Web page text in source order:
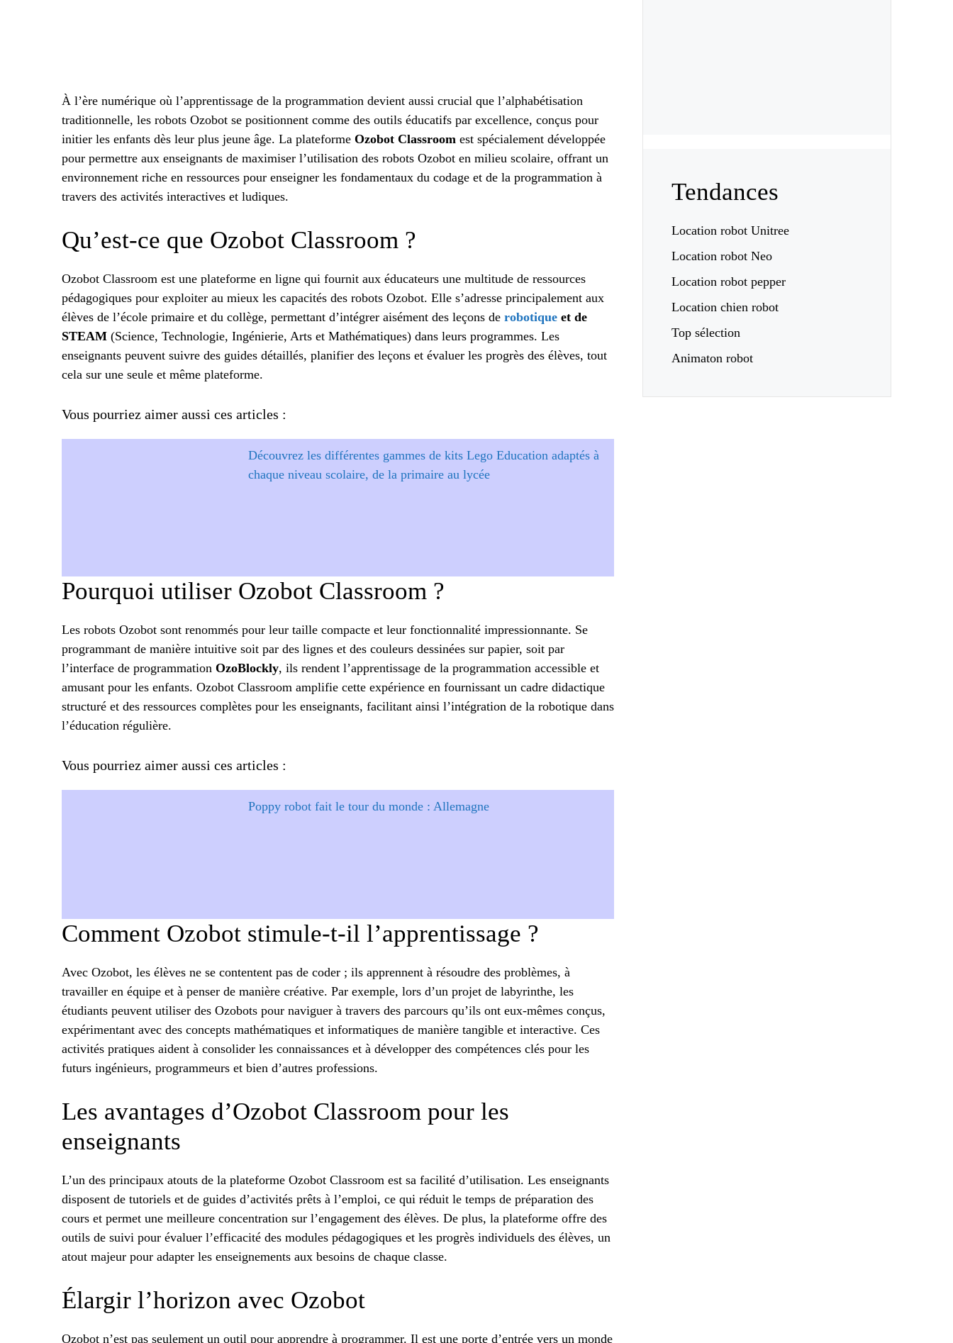
À l’ère numérique où l’apprentissage de la programmation devient aussi crucial que l’alphabétisation
traditionnelle, les robots Ozobot se positionnent comme des outils éducatifs par excellence, conçus pour
initier les enfants dès leur plus jeune âge. La plateforme Ozobot Classroom est spécialement développée
pour permettre aux enseignants de maximiser l’utilisation des robots Ozobot en milieu scolaire, offrant un
environnement riche en ressources pour enseigner les fondamentaux du codage et de la programmation à
travers des activités interactives et ludiques.
Qu’est-ce que Ozobot Classroom ?
Ozobot Classroom est une plateforme en ligne qui fournit aux éducateurs une multitude de ressources
pédagogiques pour exploiter au mieux les capacités des robots Ozobot. Elle s’adresse principalement aux
élèves de l’école primaire et du collège, permettant d’intégrer aisément des leçons de robotique et de
STEAM (Science, Technologie, Ingénierie, Arts et Mathématiques) dans leurs programmes. Les
enseignants peuvent suivre des guides détaillés, planifier des leçons et évaluer les progrès des élèves, tout
cela sur une seule et même plateforme.
Vous pourriez aimer aussi ces articles :
Découvrez les différentes gammes de kits Lego Education adaptés à
chaque niveau scolaire, de la primaire au lycée
Pourquoi utiliser Ozobot Classroom ?
Les robots Ozobot sont renommés pour leur taille compacte et leur fonctionnalité impressionnante. Se
programmant de manière intuitive soit par des lignes et des couleurs dessinées sur papier, soit par
l’interface de programmation OzoBlockly, ils rendent l’apprentissage de la programmation accessible et
amusant pour les enfants. Ozobot Classroom amplifie cette expérience en fournissant un cadre didactique
structuré et des ressources complètes pour les enseignants, facilitant ainsi l’intégration de la robotique dans
l’éducation régulière.
Vous pourriez aimer aussi ces articles :
Poppy robot fait le tour du monde : Allemagne
Comment Ozobot stimule-t-il l’apprentissage ?
Avec Ozobot, les élèves ne se contentent pas de coder ; ils apprennent à résoudre des problèmes, à
travailler en équipe et à penser de manière créative. Par exemple, lors d’un projet de labyrinthe, les
étudiants peuvent utiliser des Ozobots pour naviguer à travers des parcours qu’ils ont eux-mêmes conçus,
expérimentant avec des concepts mathématiques et informatiques de manière tangible et interactive. Ces
activités pratiques aident à consolider les connaissances et à développer des compétences clés pour les
futurs ingénieurs, programmeurs et bien d’autres professions.
Les avantages d’Ozobot Classroom pour les
enseignants
L’un des principaux atouts de la plateforme Ozobot Classroom est sa facilité d’utilisation. Les enseignants
disposent de tutoriels et de guides d’activités prêts à l’emploi, ce qui réduit le temps de préparation des
cours et permet une meilleure concentration sur l’engagement des élèves. De plus, la plateforme offre des
outils de suivi pour évaluer l’efficacité des modules pédagogiques et les progrès individuels des élèves, un
atout majeur pour adapter les enseignements aux besoins de chaque classe.
Élargir l’horizon avec Ozobot
Ozobot n’est pas seulement un outil pour apprendre à programmer. Il est une porte d’entrée vers un monde
Tendances
Location robot Unitree
Location robot Neo
Location robot pepper
Location chien robot
Top sélection
Animaton robot